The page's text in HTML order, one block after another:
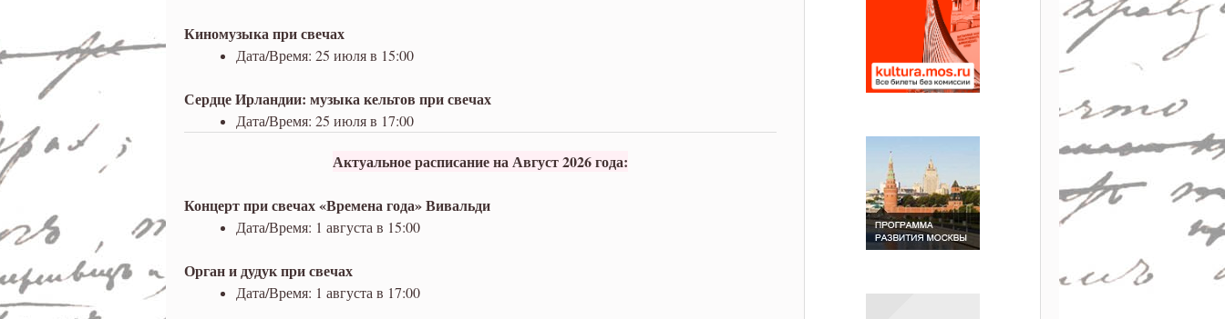
Киномузыка при свечах
Дата/Время: 25 июля в 15:00
Сердце Ирландии: музыка кельтов при свечах
Дата/Время: 25 июля в 17:00
Актуальное расписание на Август 2026 года:
Концерт при свечах «Времена года» Вивальди
Дата/Время: 1 августа в 15:00
Орган и дудук при свечах
Дата/Время: 1 августа в 17:00